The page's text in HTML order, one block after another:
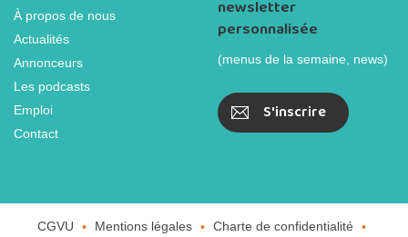
À propos de nous
Actualités
Annonceurs
Les podcasts
Emploi
Contact
newsletter
personnalisée
(menus de la semaine, news)
S'inscrire
CGVU Mentions légales Charte de confidentialité